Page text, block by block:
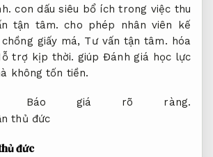
con dấu siêu bổ ích trong việc thu
tận tâm. cho phép nhân viên kế
giấy má, Tư vấn tận tâm. hóa
trợ kịp thời. giúp Đánh giá học lực
không tốn tiền.
Báo giá rõ ràng.
đức